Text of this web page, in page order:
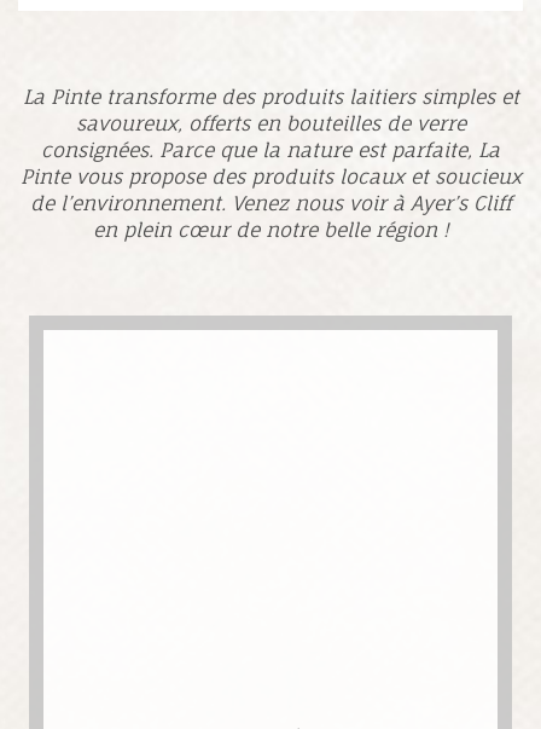
La Pinte transforme des produits laitiers simples et
savoureux, offerts en bouteilles de verre
consignées. Parce que la nature est parfaite, La
Pinte vous propose des produits locaux et soucieux
de l’environnement. Venez nous voir à Ayer’s Cliff
en plein cœur de notre belle région !